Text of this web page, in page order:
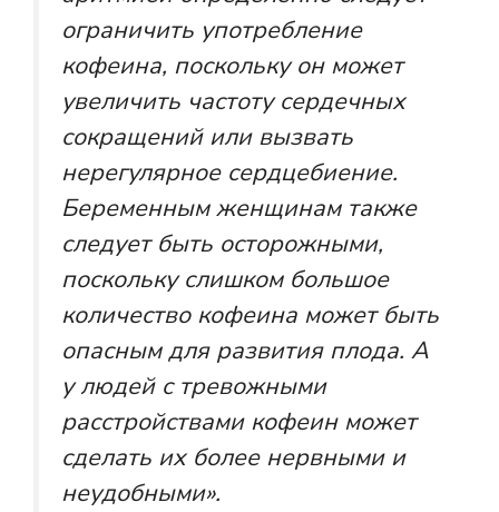
ограничить употребление
кофеина, поскольку он может
увеличить частоту сердечных
сокращений или вызвать
нерегулярное сердцебиение.
Беременным женщинам также
следует быть осторожными,
поскольку слишком большое
количество кофеина может быть
опасным для развития плода. А
у людей с тревожными
расстройствами кофеин может
сделать их более нервными и
неудобными».